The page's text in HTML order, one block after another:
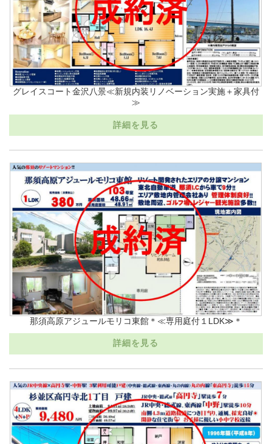
グレイスコート金沢八景≪新規内装リノベーション実施＋家具付
≫
詳細を見る
那須高原アジュールモリコ東館＊≪専用庭付１LDK≫＊
詳細を見る